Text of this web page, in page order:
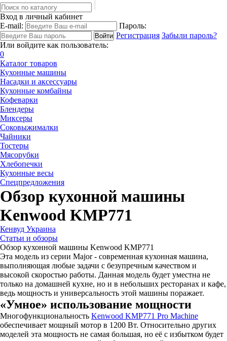
Вход в личный кабинет
E-mail:
Пароль:
Регистрация Забыли пароль?
Или войдите как пользователь:
0
Каталог товаров
Кухонные машины
Насадки и аксессуары
Кухонные комбайны
Кофеварки
Блендеры
Миксеры
Соковыжималки
Чайники
Тостеры
Мясорубки
Хлебопечки
Кухонные весы
Спецпредложения
Обзор кухонной машины
Kenwood KMP771
Кенвуд Украина
Статьи и обзоры
Обзор кухонной машины Kenwood KMP771
Эта модель из серии Major - современная кухонная машина,
выполняющая любые задачи с безупречным качеством и
высокой скоростью работы. Данная модель будет уместна не
только на домашней кухне, но и в небольших ресторанах и кафе,
ведь мощность и универсальность этой машины поражает.
«Умное» использование мощности
Многофункциональность Kenwood KMP771 Pro Machine
обеспечивает мощный мотор в 1200 Вт. Относительно других
моделей эта мощность не самая большая, но её с избытком будет